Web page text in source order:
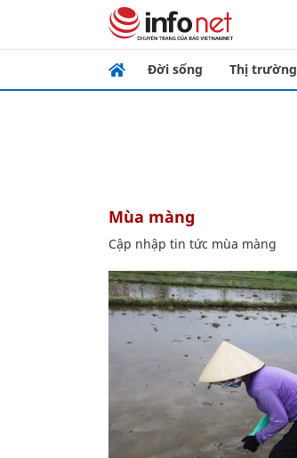
Đời sống Thị trường
mùa màng
Cập nhập tin tức mùa màng